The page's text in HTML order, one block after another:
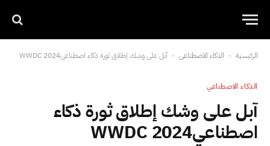
الرئيسية - الذكاء الاصطناعي - آبل على وشك إطلاق ثورة ذكاء اصطناعيWWDC 2024
الذكاء الاصطناعي
آبل على وشك إطلاق ثورة ذكاء
اصطناعيWWDC 2024